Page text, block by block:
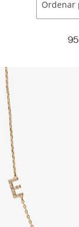
Ordenar
95